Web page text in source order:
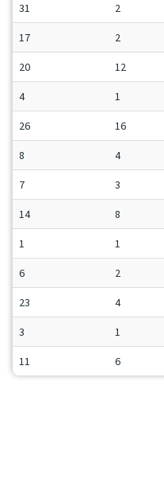
31 2
17 2
20 12
4 1
26 16
8 4
7 3
14 8
1 1
6 2
23 4
3 1
11 6